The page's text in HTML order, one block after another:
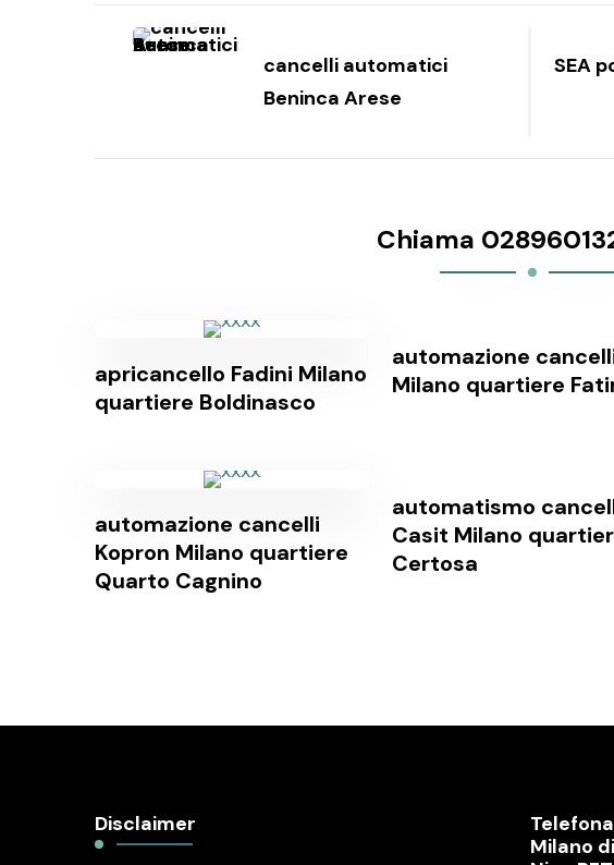
Navigazione
cancelli automatici
Beninca Arese
SEA
Chiama
apricancello Fadini Milano
quartiere Boldinasco
automazione
Milano quartiere
automazione cancelli
Kopron Milano quartiere
Quarto Cagnino
automatismo
Casit Milano
Certosa
Disclaimer
Milano